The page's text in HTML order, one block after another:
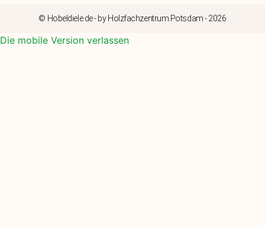
© Hobeldiele.de - by Holzfachzentrum Potsdam - 2026
Die mobile Version verlassen